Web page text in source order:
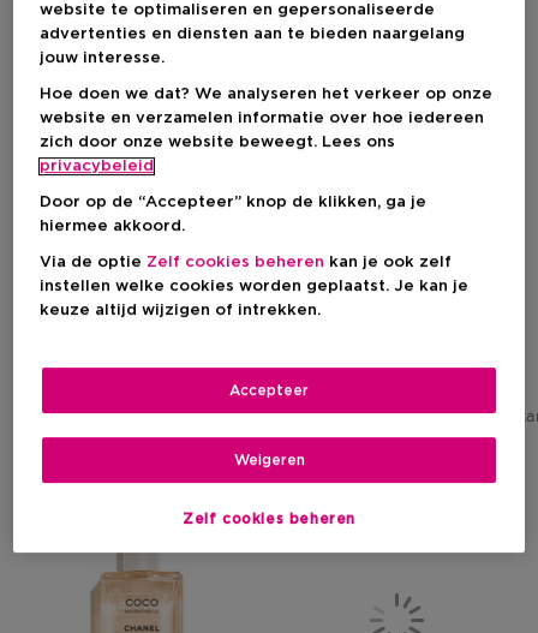
HERMÈS
Le Bain
Un Jardin À Cythère, Droge
Olie Lichaam En Haar
Aanbevolen verkoopprijs fabrikant€ 59,00
1
Le Bain
Un Jardin Sur Le Nil, Droge
Olie Lichaam En Haar
Kortingsprijs
€ 50,15
Aanbevolen verkoopprijs
1
website te optimaliseren en gepersonaliseerde
advertenties en diensten aan te bieden naargelang
jouw interesse.
Hoe doen we dat? We analyseren het verkeer op onze
website en verzamelen informatie over hoe iedereen
zich door onze website beweegt. Lees ons
privacybeleid
Door op de “Accepteer” knop de klikken, ga je
hiermee akkoord.
Via de optie Zelf cookies beheren kan je ook zelf
instellen welke cookies worden geplaatst. Je kan je
keuze altijd wijzigen of intrekken.
Zelf cookies beheren
Weigeren
Accepteer